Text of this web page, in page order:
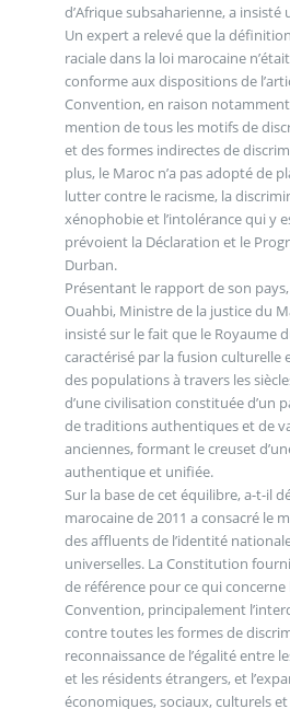
d’Afrique subsaharienne, a insisté
Un expert a relevé que la
raciale dans la loi marocaine
conforme aux dispositions de
Convention, en raison notamment
mention de tous les motifs de
et des formes indirectes de
plus, le Maroc n’a pas adopté de
lutter contre le racisme, la
xénophobie et l’intolérance qui y
prévoient la Déclaration et le
Durban.
Présentant le rapport de son
Ouahbi, Ministre de la justice du
insisté sur le fait que le Royaume
caractérisé par la fusion culturelle
des populations à travers les
d’une civilisation constituée d’un
de traditions authentiques et de
anciennes, formant le creuset
authentique et unifiée.
Sur la base de cet équilibre, a-t-il
marocaine de 2011 a consacré le
des affluents de l’identité
universelles. La Constitution
de référence pour ce qui concerne
Convention, principalement
contre toutes les formes de
reconnaissance de l’égalité entre
et les résidents étrangers, et
économiques, sociaux, culturels